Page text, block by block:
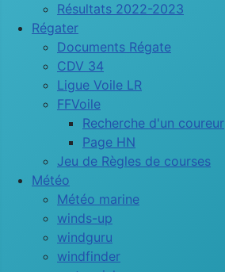
Résultats 2022-2023
Régater
Documents Régate
CDV 34
Ligue Voile LR
FFVoile
Recherche d'un coureur
Page HN
Jeu de Règles de courses
Météo
Météo marine
winds-up
windguru
windfinder